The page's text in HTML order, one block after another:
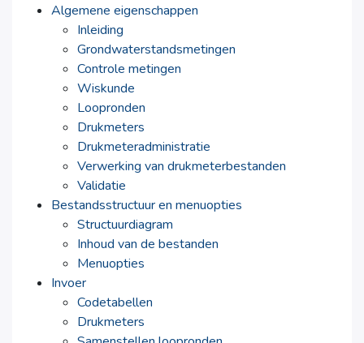
Algemene eigenschappen
Inleiding
Grondwaterstandsmetingen
Controle metingen
Wiskunde
Loopronden
Drukmeters
Drukmeteradministratie
Verwerking van drukmeterbestanden
Validatie
Bestandsstructuur en menuopties
Structuurdiagram
Inhoud van de bestanden
Menuopties
Invoer
Codetabellen
Drukmeters